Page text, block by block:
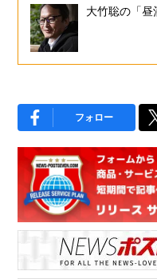
大竹聡の「昼
フォロー